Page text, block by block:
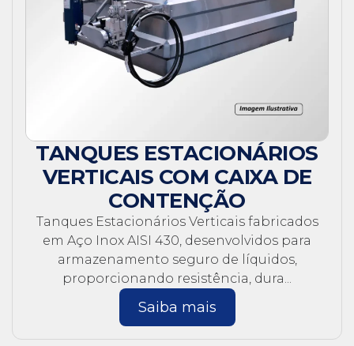
TANQUES ESTACIONÁRIOS
VERTICAIS COM CAIXA DE
CONTENÇÃO
Tanques Estacionários Verticais fabricados
em Aço Inox AISI 430, desenvolvidos para
armazenamento seguro de líquidos,
proporcionando resistência, dura...
Saiba mais